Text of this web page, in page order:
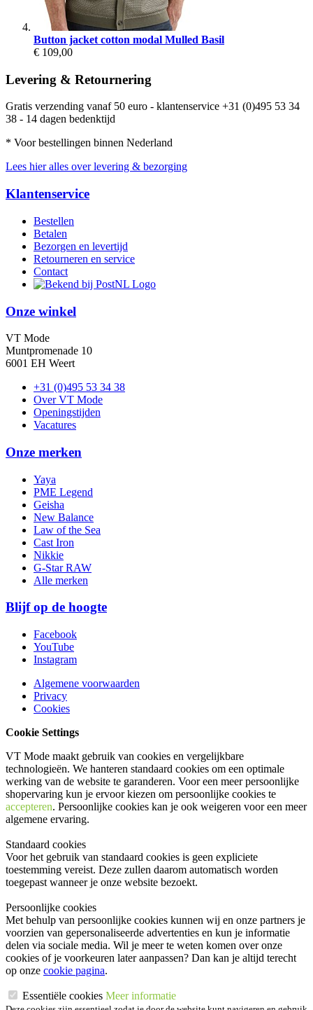
Button jacket cotton modal Mulled Basil
€ 109,00
Levering & Retournering
Gratis verzending vanaf 50 euro - klantenservice +31 (0)495 53 34
38 - 14 dagen bedenktijd
* Voor bestellingen binnen Nederland
Lees hier alles over levering & bezorging
Klantenservice
Bestellen
Betalen
Bezorgen en levertijd
Retourneren en service
Contact
Onze winkel
VT Mode
Muntpromenade 10
6001 EH Weert
+31 (0)495 53 34 38
Over VT Mode
Openingstijden
Vacatures
Onze merken
Yaya
PME Legend
Geisha
New Balance
Law of the Sea
Cast Iron
Nikkie
G-Star RAW
Alle merken
Blijf op de hoogte
Facebook
YouTube
Instagram
Algemene voorwaarden
Privacy
Cookies
Cookie Settings
VT Mode maakt gebruik van cookies en vergelijkbare
technologieën. We hanteren standaard cookies om een optimale
werking van de website te garanderen. Voor een meer persoonlijke
shopervaring kun je ervoor kiezen om persoonlijke cookies te
accepteren. Persoonlijke cookies kan je ook weigeren voor een meer
algemene ervaring.
Standaard cookies
Voor het gebruik van standaard cookies is geen expliciete
toestemming vereist. Deze zullen daarom automatisch worden
toegepast wanneer je onze website bezoekt.
Persoonlijke cookies
Met behulp van persoonlijke cookies kunnen wij en onze partners je
voorzien van gepersonaliseerde advertenties en kun je informatie
delen via sociale media. Wil je meer te weten komen over onze
cookies of je voorkeuren later aanpassen? Dan kan je altijd terecht
op onze cookie pagina.
Essentiële cookies Meer informatie